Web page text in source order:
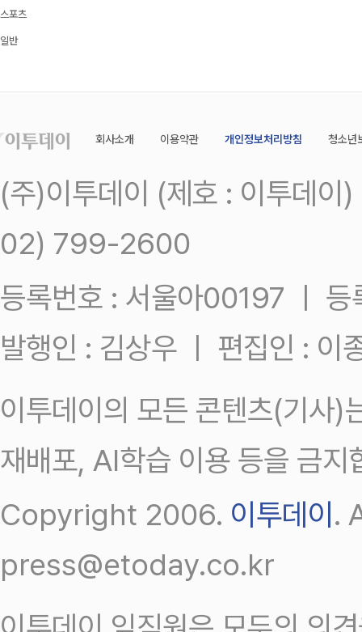
스포츠
일반
회사소개 이용약관 개인정보처리방침 청소년
(주)이투데이 (제호 : 이투데
02) 799-2600
등록번호 : 서울아00197 ㅣ
발행인 : 김상우 ㅣ 편집인 : 이
이투데이의 모든 콘텐츠(기사)
재배포, AI학습 이용 등을 금지
Copyright 2006. 이투데이 .
press@etoday.co.kr